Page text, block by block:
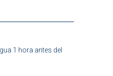
1 hora antes del